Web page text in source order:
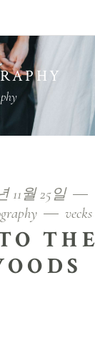
11월 25일
vecks
THE